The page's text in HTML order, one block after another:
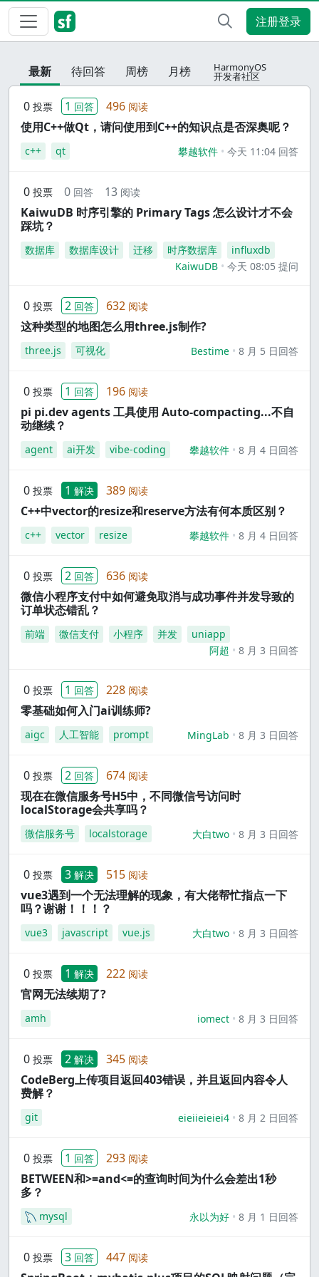
注册登录
最新 待回答 周榜 月榜 HarmonyOS
开发者社区
0 投票 1 回答 496 阅读
使用C++做Qt，请问使用到C++的知识点是否深奥呢？
c++ qt 攀越软件 今天 11:04 回答
0 投票 0 回答 13 阅读
KaiwuDB 时序引擎的 Primary Tags 怎么设计才不会
踩坑？
数据库 数据库设计 迁移 时序数据库
influxdb
KaiwuDB
今天 08:05 提问
0 投票 2 回答 632 阅读
这种类型的地图怎么用three.js制作?
three.js 可视化 Bestime 8 月 5 日回答
0 投票 1 回答 196 阅读
pi pi.dev agents 工具使用 Auto-compacting...不自
动继续？
agent ai开发 vibe-coding 攀越软件 8 月 4 日回答
0 投票 1 解决 389 阅读
C++中vector的resize和reserve方法有何本质区别？
c++ vector resize 攀越软件 8 月 4 日回答
0 投票 2 回答 636 阅读
微信小程序支付中如何避免取消与成功事件并发导致的
订单状态错乱？
前端 微信支付 小程序 并发
uniapp
阿超
8 月 3 日回答
0 投票 1 回答 228 阅读
零基础如何入门ai训练师?
aigc 人工智能 prompt MingLab 8 月 3 日回答
0 投票 2 回答 674 阅读
现在在微信服务号H5中，不同微信号访问时
localStorage会共享吗？
微信服务号 localstorage 大白two 8 月 3 日回答
0 投票 3 解决 515 阅读
vue3遇到一个无法理解的现象，有大佬帮忙指点一下
吗？谢谢！！！？
vue3 javascript vue.js 大白two 8 月 3 日回答
0 投票 1 解决 222 阅读
官网无法续期了?
amh iomect 8 月 3 日回答
0 投票 2 解决 345 阅读
CodeBerg上传项目返回403错误，并且返回内容令人
费解？
git eieiieieiei4 8 月 2 日回答
0 投票 1 回答 293 阅读
BETWEEN和>=and<=的查询时间为什么会差出1秒
多？
mysql 永以为好 8 月 1 日回答
0 投票 3 回答 447 阅读